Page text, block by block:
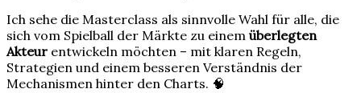
Ich sehe die Masterclass als sinnvolle Wahl für alle, die
sich vom Spielball der Märkte zu einem überlegten
Akteur entwickeln möchten – mit klaren Regeln,
Strategien und einem besseren Verständnis der
Mechanismen hinter den Charts. 🧠